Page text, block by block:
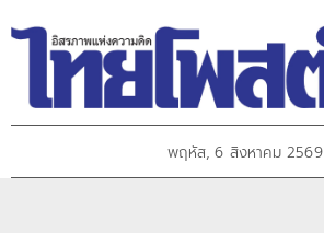
พฤหัส, 6 สิงหาคม 2569